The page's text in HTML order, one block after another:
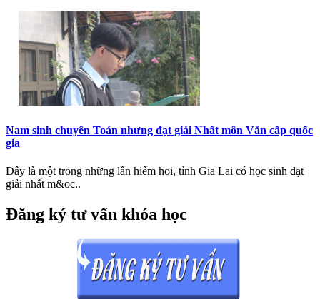
Nam sinh chuyên Toán nhưng đạt giải Nhất môn Văn cấp quốc
gia
Đây là một trong những lần hiếm hoi, tỉnh Gia Lai có học sinh đạt
giải nhất m&oc..
Đăng ký tư vấn khóa học